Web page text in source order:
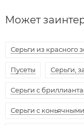
Может
Серьги из красного
Пусеты Серьги,
Серьги с
Серьги с